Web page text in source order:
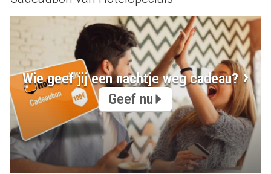
Wie geef jij een nachtje weg cadeau?
Geef nu